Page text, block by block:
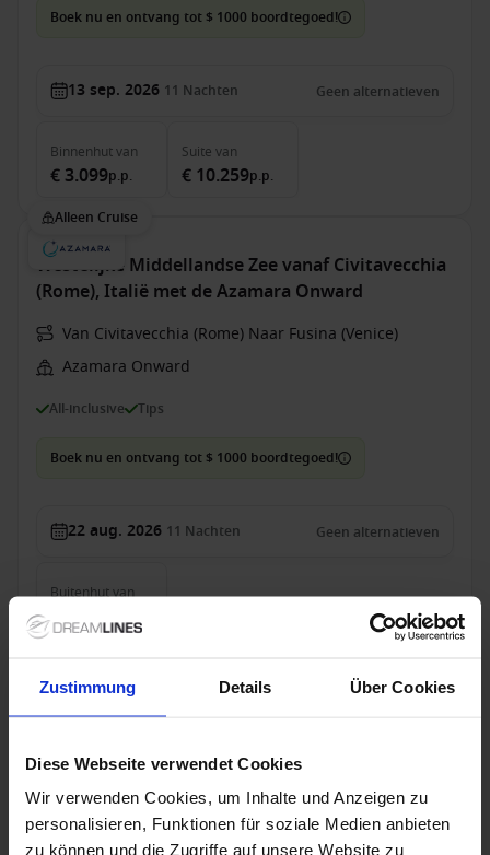
Zustimmung Details Über Cookies
Diese Webseite verwendet Cookies
Wir verwenden Cookies, um Inhalte und Anzeigen zu
personalisieren, Funktionen für soziale Medien anbieten
zu können und die Zugriffe auf unsere Website zu
Boek nu en ontvang tot $ 1000 boordtegoed!
13 sep. 2026 11 Nachten Geen alternatieven
Binnenhutvan
€ 3.099p.p.
Suite van
€ 10.259p.p.
Alleen Cruise
Westelijke Middellandse Zee vanaf Civitavecchia
(Rome), Italië met de Azamara Onward
Van Civitavecchia (Rome) Naar Fusina (Venice)
Azamara Onward
All-inclusive Tips
Boek nu en ontvang tot $ 1000 boordtegoed!
22 aug. 2026 11 Nachten Geen alternatieven
Buitenhutvan
€ 2.159
Van / Naar Vancouver
Azamara Pursuit
All-inclusive Tips